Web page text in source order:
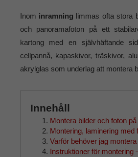
Inom inramning limmas ofta stora
och panoramafoton på ett
kartong med en självhäftande
cellpannå, kapaskivor, träskivor,
akrylglas som underlag att montera
Innehåll
Montera bilder och foton
Montering, laminering med
Varför behöver jag
Instruktioner för montering